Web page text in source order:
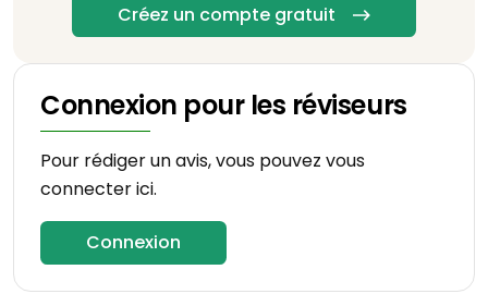
Créez un compte gratuit
Connexion pour les réviseurs
Pour rédiger un avis, vous pouvez vous
connecter ici.
Connexion